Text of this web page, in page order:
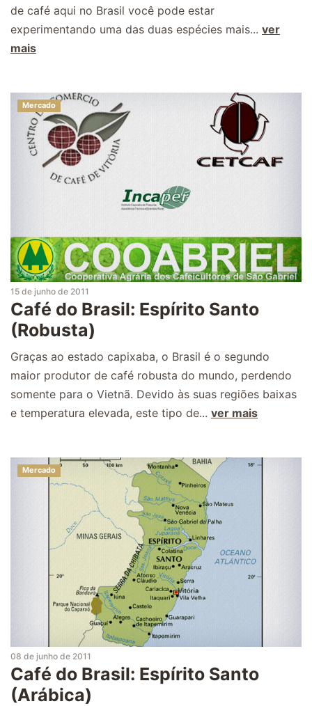
de café aqui no Brasil você pode estar
experimentando uma das duas espécies mais... ver
mais
Mercado
15 de junho de 2011
Café do Brasil: Espírito Santo
(Robusta)
Graças ao estado capixaba, o Brasil é o segundo
maior produtor de café robusta do mundo, perdendo
somente para o Vietnã. Devido às suas regiões baixas
e temperatura elevada, este tipo de... ver mais
Mercado
08 de junho de 2011
Café do Brasil: Espírito Santo
(Arábica)